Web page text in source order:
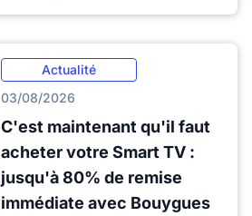
Actualité
03/08/2026
C'est maintenant qu'il faut
acheter votre Smart TV :
jusqu'à 80% de remise
immédiate avec Bouygues